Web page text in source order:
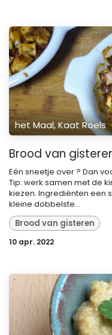
het Maal, Kaat Roels
Brood van
Eén sneetje over ? Dan
Tip: werk samen met de
kiezen. Ingrediënten een
kleine dobbelste...
Brood van gisteren
10 apr. 2022